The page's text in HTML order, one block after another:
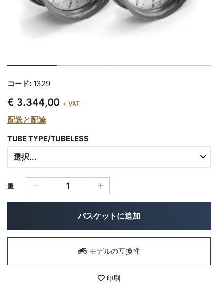
コード: 1329
€ 3.344,00 + VAT
配送と配達
TUBE TYPE/TUBELESS
量
バスケットに追加
モデルの互換性
印刷